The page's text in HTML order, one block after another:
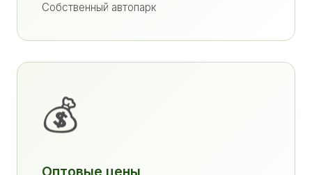
Собственный автопарк
💰
Оптовые цены